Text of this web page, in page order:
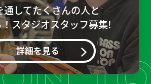
通してたくさんの人と
スタジオスタッフ募集!
詳細を見る